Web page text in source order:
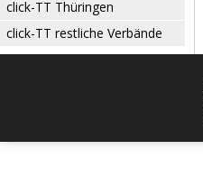
click-TT Thüringen
click-TT restliche Verbände